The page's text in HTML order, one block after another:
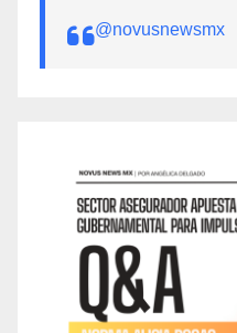
@novusnewsmx